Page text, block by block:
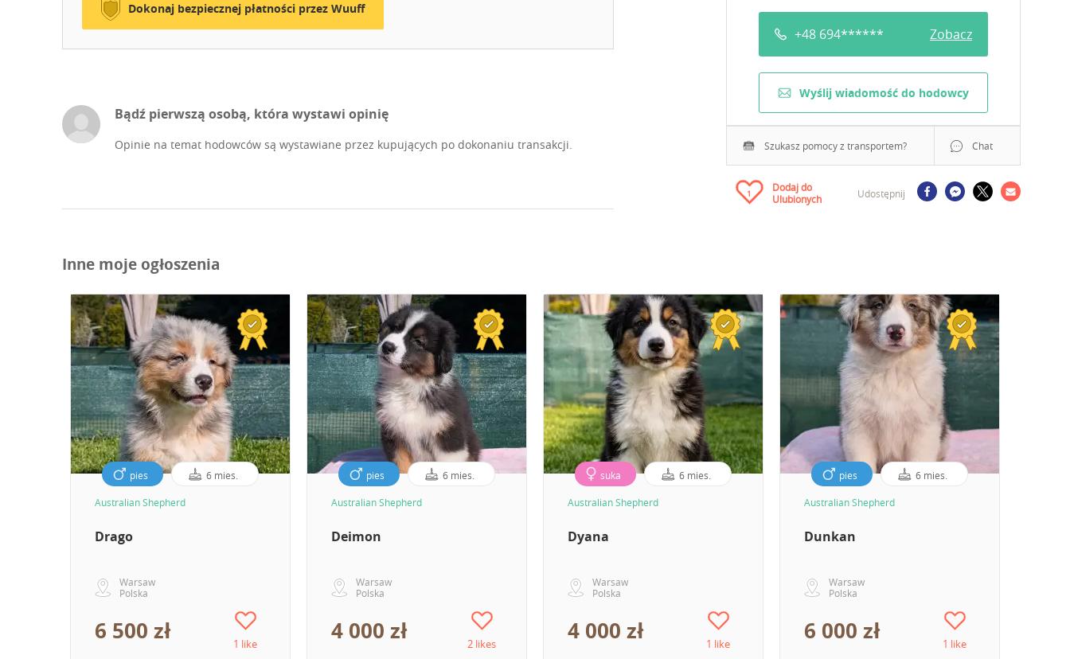
+48 694****** Zobacz
Wyślij wiadomość do hodowcy
Szukasz pomocy z transportem? Chat
1
Dodaj do
Ulubionych
Udostępnij
Dokonaj bezpiecznej płatności przez Wuuff
Bądź pierwszą osobą, która wystawi opinię
Opinie na temat hodowców są wystawiane przez kupujących po dokonaniu transakcji.
Inne moje ogłoszenia
pies 6 mies.
Australian Shepherd
Drago
Warsaw
Polska
6 500 zł 1 like
pies 6 mies.
Australian Shepherd
Deimon
Warsaw
Polska
4 000 zł 2 likes
suka 6 mies.
Australian Shepherd
Dyana
Warsaw
Polska
4 000 zł 1 like
pies 6 mies.
Australian Shepherd
Dunkan
Warsaw
Polska
6 000 zł 1 like